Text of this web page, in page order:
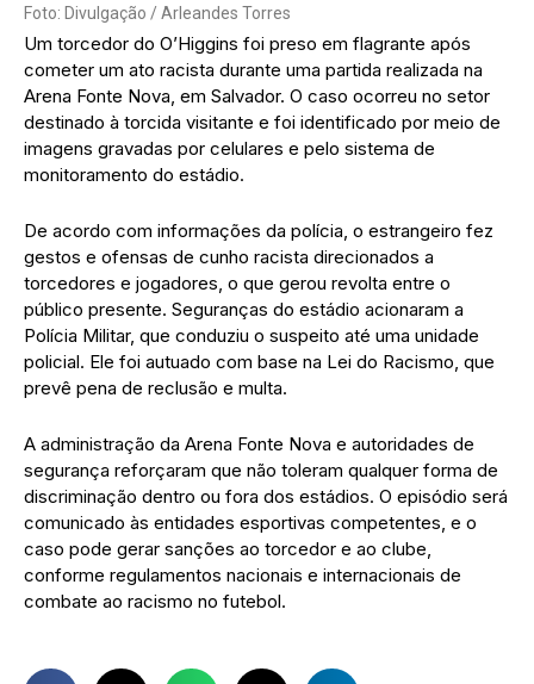
Foto: Divulgação / Arleandes Torres
Um torcedor do O’Higgins foi preso em flagrante após
cometer um ato racista durante uma partida realizada na
Arena Fonte Nova, em Salvador. O caso ocorreu no setor
destinado à torcida visitante e foi identificado por meio de
imagens gravadas por celulares e pelo sistema de
monitoramento do estádio.
De acordo com informações da polícia, o estrangeiro fez
gestos e ofensas de cunho racista direcionados a
torcedores e jogadores, o que gerou revolta entre o
público presente. Seguranças do estádio acionaram a
Polícia Militar, que conduziu o suspeito até uma unidade
policial. Ele foi autuado com base na Lei do Racismo, que
prevê pena de reclusão e multa.
A administração da Arena Fonte Nova e autoridades de
segurança reforçaram que não toleram qualquer forma de
discriminação dentro ou fora dos estádios. O episódio será
comunicado às entidades esportivas competentes, e o
caso pode gerar sanções ao torcedor e ao clube,
conforme regulamentos nacionais e internacionais de
combate ao racismo no futebol.